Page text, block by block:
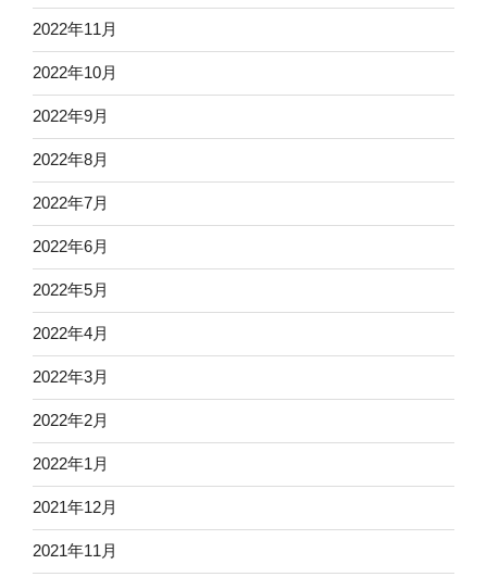
2022年11月
2022年10月
2022年9月
2022年8月
2022年7月
2022年6月
2022年5月
2022年4月
2022年3月
2022年2月
2022年1月
2021年12月
2021年11月